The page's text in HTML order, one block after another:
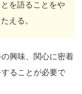
を語ることをや
える。
興味、関心に密着
ることが必要で